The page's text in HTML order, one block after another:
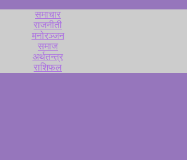
समाचार
राजनीती
मनोरञ्जन
समाज
अर्थतन्त्र
राशिफल